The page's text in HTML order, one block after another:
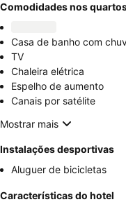
Comodidades nos
Casa de banho com
TV
Chaleira elétrica
Espelho de aumento
Canais por satélite
Mostrar mais
Instalações desportivas
Aluguer de bicicletas
Características do hotel